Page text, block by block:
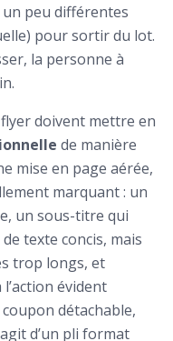
un peu différentes
pour sortir du lot.
la personne à
doivent mettre en
de manière
mise en page aérée,
marquant : un
un sous-titre qui
texte concis, mais
trop longs, et
évident
détachable,
d’un pli format